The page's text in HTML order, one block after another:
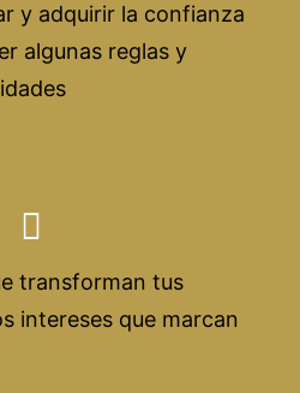
y adquirir la confianza
algunas reglas y
transforman tus
intereses que marcan